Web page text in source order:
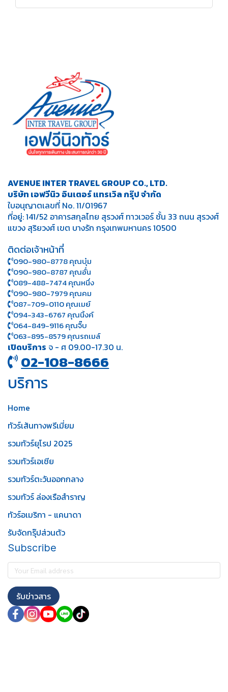
AVENUE INTER TRAVEL GROUP CO., LTD.
บริษัท เอฟวีนิว อินเตอร์ แทรเวิล กรุ๊ป จำกัด
ใบอนุญาตเลขที่ No. 11/01967
ที่อยู่: 141/52 อาคารสกุลไทย สุรวงศ์ ทาวเวอร์ ชั้น 33 ถนน สุรวงศ์
แขวง สุริยวงศ์ เขต บางรัก กรุงเทพมหานคร 10500
ติดต่อเจ้าหน้าที่
090-980-8778 คุณบุ๋ม
090-980-8787 คุณอั๋น
089-488-7474 คุณหนึ่ง
090-980-7979 คุณคม
087-709-0110 คุณเมย์
094-343-6767 คุณนิ้งค์
064-849-9116 คุณจิ๊บ
063-895-8 579คุณรถเมล์
เปิดบริการ จ - ศ 09.00-17.30 น.
02-108-8666
บริการ
Home
ทัวร์เส้นทางพรีเมี่ยม
รวมทัวร์ยุโรป 2025
รวมทัวร์เอเชีย
รวมทัวร์ตะวันออกกลาง
รวมทัวร์ ล่องเรือสำราญ
ทัวร์อเมริกา - แคนาดา
รับจัดกรุ๊ปส่วนตัว
Subscribe
รับข่าวสาร